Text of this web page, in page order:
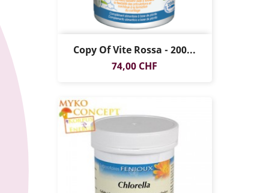
Copy Of Vite Rossa - 200...
Prezzo
74,00 CHF